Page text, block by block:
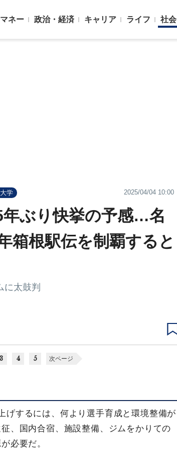
マネー 政治・経済 キャリア ライフ 社会
学 2025/04/04 10:00
ぶり快挙の予感…名
箱根駅伝を制覇すると
に太鼓判
3 4 5 次ページ
するには、何より選手育成と環境整備が
、国内合宿、施設整備、ジムをかりての
必要だ。